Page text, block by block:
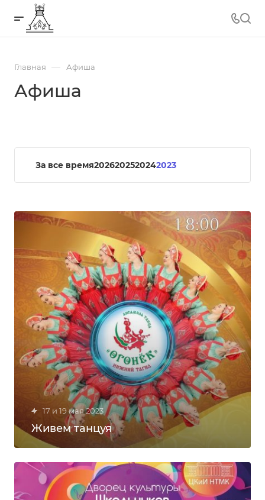
Главная — Афиша
Афиша
За все время2026202520242023
17 и 19 мая 2023
Живем танцуя